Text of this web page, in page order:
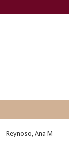
Reynoso, Ana M